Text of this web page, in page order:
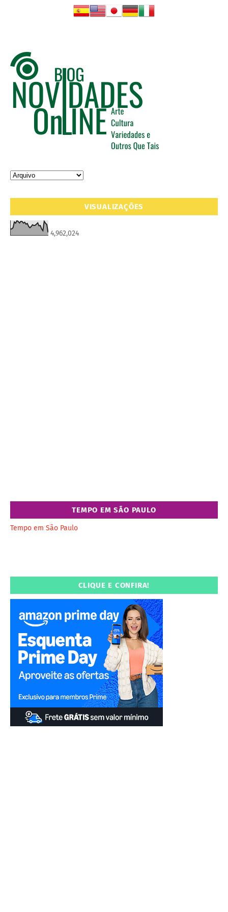
VISUALIZAÇÕES
4,962,024
TEMPO EM SÃO PAULO
Tempo em São Paulo
CLIQUE E CONFIRA!